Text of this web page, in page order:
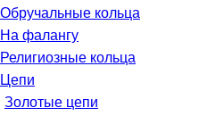
Обручальные кольца
На фалангу
Религиозные кольца
Цепи
Золотые цепи